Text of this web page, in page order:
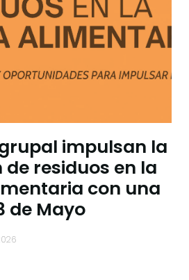
impulsan la
residuos en la
con una
de Mayo